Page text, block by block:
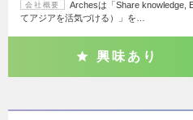
会社概要
Archesは「Share knowledge,
てアジアを活気づける）」を…
興味あり